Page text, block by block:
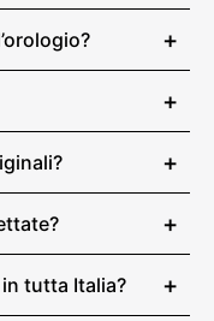
+
+
+
+
tutta Italia? +